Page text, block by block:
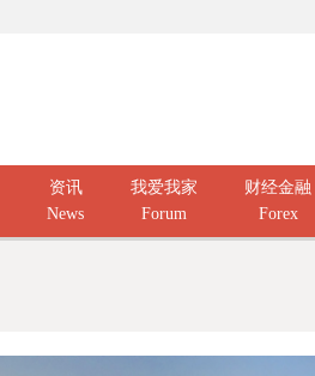
资讯
News
我爱我家
Forum
财经金融
Forex